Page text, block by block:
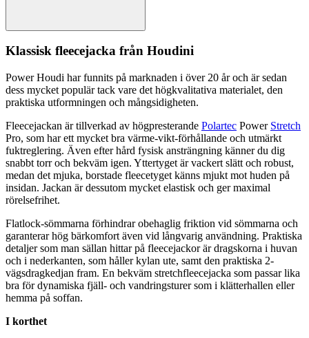
Klassisk fleecejacka från Houdini
Power Houdi har funnits på marknaden i över 20 år och är sedan
dess mycket populär tack vare det högkvalitativa materialet, den
praktiska utformningen och mångsidigheten.
Fleecejackan är tillverkad av högpresterande Polartec Power Stretch
Pro, som har ett mycket bra värme-vikt-förhållande och utmärkt
fuktreglering. Även efter hård fysisk ansträngning känner du dig
snabbt torr och bekväm igen. Yttertyget är vackert slätt och robust,
medan det mjuka, borstade fleecetyget känns mjukt mot huden på
insidan. Jackan är dessutom mycket elastisk och ger maximal
rörelsefrihet.
Flatlock-sömmarna förhindrar obehaglig friktion vid sömmarna och
garanterar hög bärkomfort även vid långvarig användning. Praktiska
detaljer som man sällan hittar på fleecejackor är dragskorna i huvan
och i nederkanten, som håller kylan ute, samt den praktiska 2-
vägsdragkedjan fram. En bekväm stretchfleecejacka som passar lika
bra för dynamiska fjäll- och vandringsturer som i klätterhallen eller
hemma på soffan.
I korthet